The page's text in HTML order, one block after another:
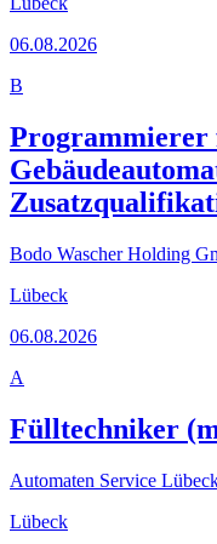
06.08.2026
B
Bodo Wascher Holding
Lübeck
06.08.2026
A
Fülltechniker
Automaten Service
Lübeck